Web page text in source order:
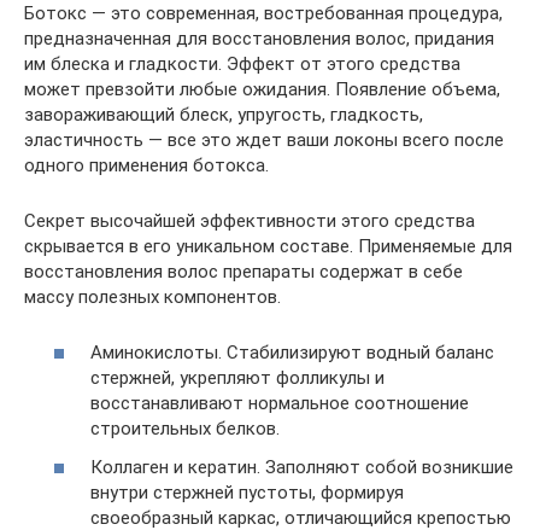
Ботокс — это современная, востребованная процедура,
предназначенная для восстановления волос, придания
им блеска и гладкости. Эффект от этого средства
может превзойти любые ожидания. Появление объема,
завораживающий блеск, упругость, гладкость,
эластичность — все это ждет ваши локоны всего после
одного применения ботокса.
Секрет высочайшей эффективности этого средства
скрывается в его уникальном составе. Применяемые для
восстановления волос препараты содержат в себе
массу полезных компонентов.
Аминокислоты. Стабилизируют водный баланс
стержней, укрепляют фолликулы и
восстанавливают нормальное соотношение
строительных белков.
Коллаген и кератин. Заполняют собой возникшие
внутри стержней пустоты, формируя
своеобразный каркас, отличающийся крепостью